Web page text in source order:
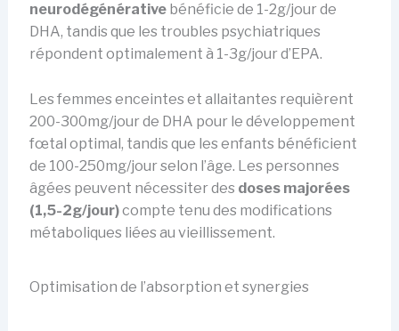
neurodégénérativebénéficie de 1-2g/jour de
DHA, tandis que les troubles psychiatriques
répondent optimalement à 1-3g/jour d’EPA.
Les femmes enceintes et allaitantes requièrent
200-300mg/jour de DHA pour le développement
fœtal optimal, tandis que les enfants bénéficient
de 100-250mg/jour selon l’âge. Les personnes
âgées peuvent nécessiter des doses majorées
(1,5-2g/jour)compte tenu des modifications
métaboliques liées au vieillissement.
Optimisation de l’absorption et synergies